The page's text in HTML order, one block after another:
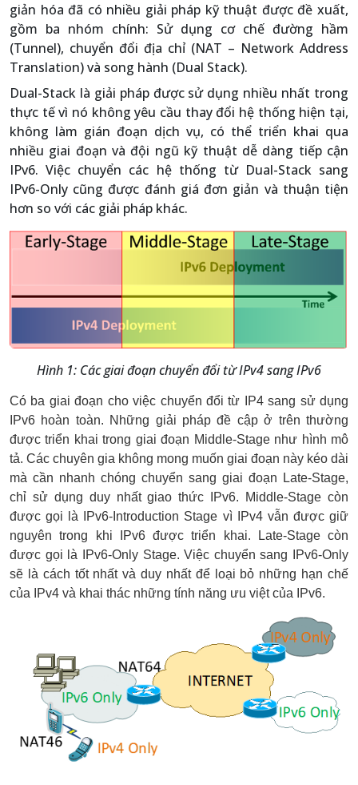
giản hóa đã có nhiều giải pháp kỹ thuật được đề xuất,
gồm ba nhóm chính: Sử dụng cơ chế đường hầm
(Tunnel), chuyển đổi địa chỉ (NAT – Network Address
Translation) và song hành (Dual Stack).
Dual-Stack là giải pháp được sử dụng nhiều nhất trong
thực tế vì nó không yêu cầu thay đổi hệ thống hiện tại,
không làm gián đoạn dịch vụ, có thể triển khai qua
nhiều giai đoạn và đội ngũ kỹ thuật dễ dàng tiếp cận
IPv6. Việc chuyển các hệ thống từ Dual-Stack sang
IPv6-Only cũng được đánh giá đơn giản và thuận tiện
hơn so với các giải pháp khác.
Hình 1: Các giai đoạn chuyển đổi từ IPv4 sang IPv6
Có ba giai đoạn cho việc chuyển đổi từ IP4 sang sử dụng
IPv6 hoàn toàn. Những giải pháp đề cập ở trên thường
được triển khai trong giai đoạn Middle-Stage như hình mô
tả. Các chuyên gia không mong muốn giai đoạn này kéo dài
mà cần nhanh chóng chuyển sang giai đoạn Late-Stage,
chỉ sử dụng duy nhất giao thức IPv6. Middle-Stage còn
được gọi là IPv6-Introduction Stage vì IPv4 vẫn được giữ
nguyên trong khi IPv6 được triển khai. Late-Stage còn
được gọi là IPv6-Only Stage. Việc chuyển sang IPv6-Only
sẽ là cách tốt nhất và duy nhất để loại bỏ những hạn chế
của IPv4 và khai thác những tính năng ưu việt của IPv6.